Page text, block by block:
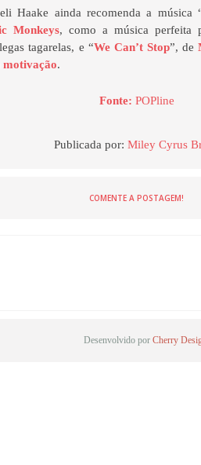
Haake ainda recomenda a música
Monkeys, como a música perfeita
tagarelas, e “We Can’t Stop”, de
motivação.
Fonte: POPline
Publicada por:Miley Cyrus
COMENTE A POSTAGEM!
Desenvolvido por Cherry